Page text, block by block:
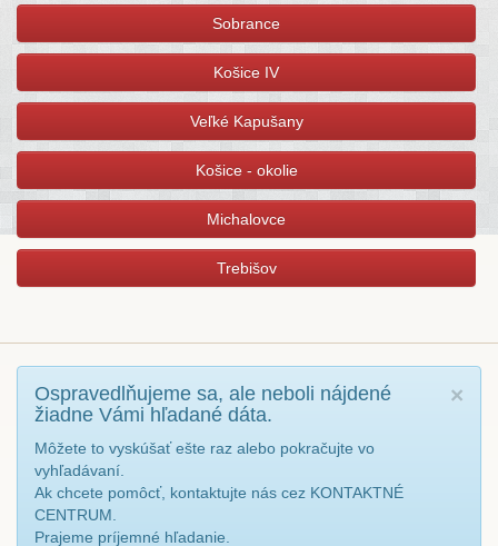
Sobrance
Košice IV
Veľké Kapušany
Košice - okolie
Michalovce
Trebišov
×
Ospravedlňujeme sa, ale neboli nájdené
žiadne Vámi hľadané dáta.
Môžete to vyskúšať ešte raz alebo pokračujte vo
vyhľadávaní.
Ak chcete pomôcť, kontaktujte nás cez KONTAKTNÉ
CENTRUM.
Prajeme príjemné hľadanie.